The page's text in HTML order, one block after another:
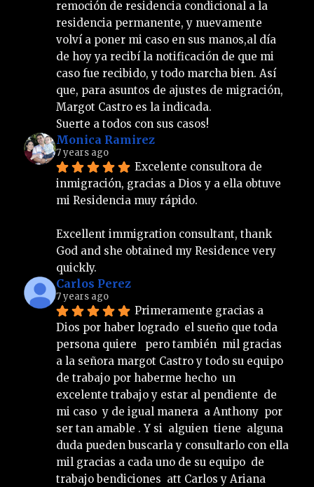
remoción de residencia condicional a la
residencia permanente, y nuevamente
volví a poner mi caso en sus manos,al día
de hoy ya recibí la notificación de que mi
caso fue recibido, y todo marcha bien. Así
que, para asuntos de ajustes de migración,
Margot Castro es la indicada.
Suerte a todos con sus casos!
Monica Ramirez
7 years ago
Excelente consultora de
inmigración, gracias a Dios y a ella obtuve
mi Residencia muy rápido.
Excellent immigration consultant, thank
God and she obtained my Residence very
quickly.
Carlos Perez
7 years ago
Primeramente gracias a
Dios por haber logrado  el sueño que toda
persona quiere   pero también  mil gracias
a la señora margot Castro y todo su equipo
de trabajo por haberme hecho  un
excelente trabajo y estar al pendiente  de
mi caso  y de igual manera  a Anthony  por
ser tan amable . Y si  alguien  tiene  alguna
duda pueden buscarla y consultarlo con ella
mil gracias a cada uno de su equipo  de
trabajo bendiciones  att Carlos y Ariana